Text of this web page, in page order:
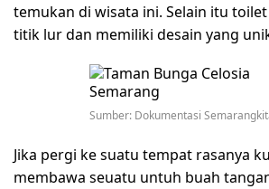
temukan di wisata ini. Selain itu
titik lur dan memiliki desain yang
Sumber: Dokumentasi
Jika pergi ke suatu tempat rasanya
membawa seuatu untuh buah